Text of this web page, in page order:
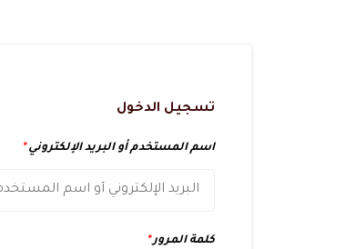
تسجيل الدخول
اسم المستخدم أو البريد الإلكتروني*
كلمة المرور*